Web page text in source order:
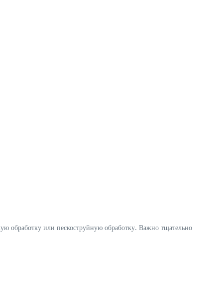
обработку или пескоструйную обработку. Важно тщательно